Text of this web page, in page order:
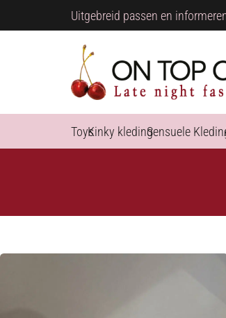
Uitgebreid passen en
ToysKinky kledingSensuele